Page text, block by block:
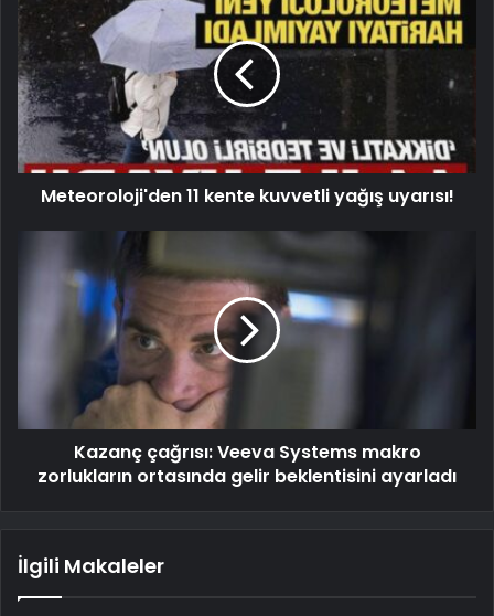
Meteoroloji'den 11 kente kuvvetli yağış uyarısı!
Kazanç çağrısı: Veeva Systems makro
zorlukların ortasında gelir beklentisini ayarladı
İlgili Makaleler